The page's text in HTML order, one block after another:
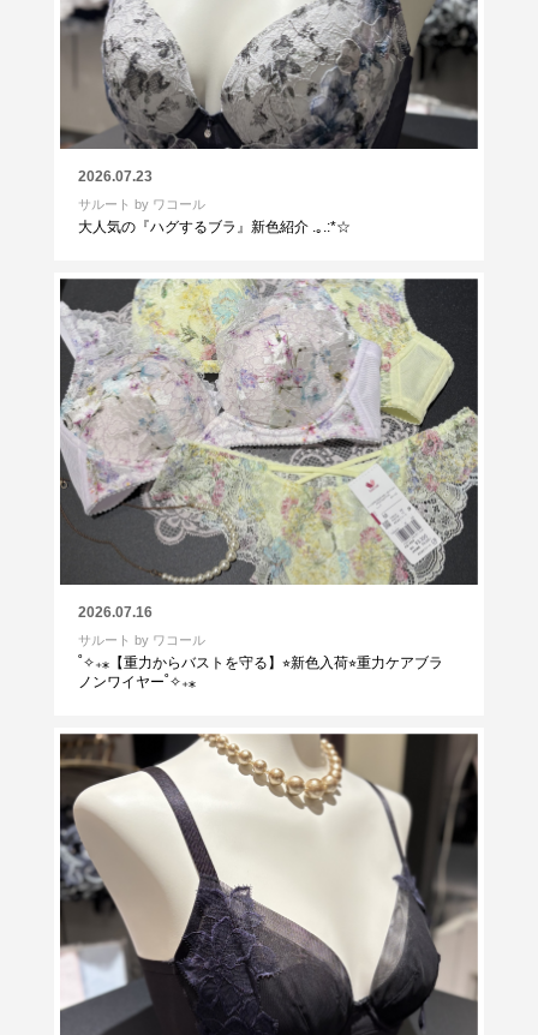
2026.07.23
サルート by ワコール
大人気の『ハグするブラ』新色紹介 .｡.:*☆
2026.07.16
サルート by ワコール
˚✧₊⁎【重力からバストを守る】⭐︎新色入荷⭐︎重力ケアブラ
ノンワイヤー˚✧₊⁎